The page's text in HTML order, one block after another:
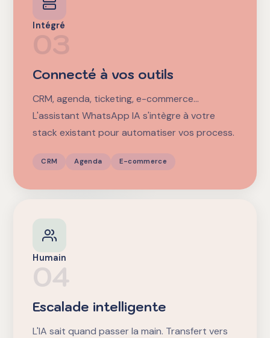
Intégré
03
Connecté à vos outils
CRM, agenda, ticketing, e-commerce…
L'assistant WhatsApp IA s'intègre à votre
stack existant pour automatiser vos process.
CRM Agenda E-commerce
Humain
04
Escalade intelligente
L'IA sait quand passer la main. Transfert vers